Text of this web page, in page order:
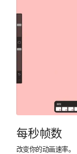
每秒帧数
改变你的动画速率。